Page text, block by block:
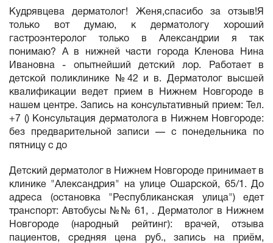
Кудрявцева дерматолог! Женя,спасибо за отзыв!Я
только вот думаю, к дерматологу хороший
гастроэнтеролог только в Александрии я так
понимаю? А в нижней части города Кленова Нина
Ивановна - опытнейший детский лор. Работает в
детской поликлинике №42 и в. Дерматолог высшей
квалификации ведет прием в Нижнем Новгороде в
нашем центре. Запись на консультативный прием: Тел.
+7 () Консультация дерматолога в Нижнем Новгороде:
без предварительной записи — с понедельника по
пятницу с до
Детский дерматолог в Нижнем Новгороде принимает в
клинике "Александрия" на улице Ошарской, 65/1. До
адреса (остановка "Республиканская улица") едет
транспорт: Автобусы №№ 61, . Дерматолог в Нижнем
Новгороде (народный рейтинг): врачей, отзыва
пациентов, средняя цена руб., запись на приём,